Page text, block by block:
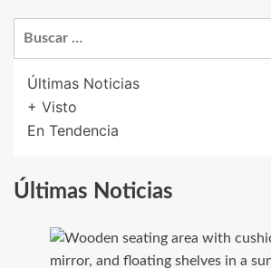
Últimas Noticias
+ Visto
En Tendencia
Últimas Noticias